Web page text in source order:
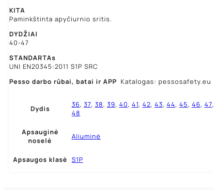
KITA
Paminkštinta apyčiurnio sritis.
DYDŽIAI
40-47
STANDARTAs
UNI EN20345:2011 S1P SRC
Pesso darbo rūbai, batai ir APP Katalogas: pessosafety.eu
Dydis 36, 37, 38, 39, 40, 41, 42, 43, 44, 45, 46, 47,
48
Apsauginė
noselė
Aliuminė
Apsaugos klasė S1P